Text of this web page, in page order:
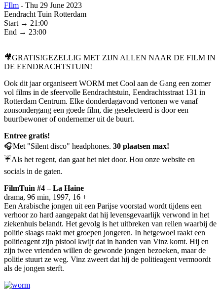
FIlm - Thu 29 June 2023
Eendracht Tuin Rotterdam
Start → 21:00
End → 23:00
🎥GRATIS!GEZELLIG MET ZIJN ALLEN NAAR DE FILM IN
DE EENDRACHTSTUIN!
Ook dit jaar organiseert WORM met Cool aan de Gang een zomer
vol films in de sfeervolle Eendrachtstuin, Eendrachtsstraat 131 in
Rotterdam Centrum. Elke donderdagavond vertonen we vanaf
zonsondergang een goede film, die geselecteerd is door een
buurtbewoner of ondernemer uit de buurt.
Entree gratis!
🎧Met "Silent disco" headphones. 30 plaatsen max!
☔Als het regent, dan gaat het niet door. Hou onze website en
socials in de gaten.
FilmTuin #4 – La Haine
drama, 96 min, 1997, 16 +
Een Arabische jongen uit een Parijse voorstad wordt tijdens een
verhoor zo hard aangepakt dat hij levensgevaarlijk verwond in het
ziekenhuis belandt. Het gevolg is het uitbreken van rellen waarbij de
politie slaags raakt met groepen jongeren. In hetgewoel raakt een
politieagent zijn pistool kwijt dat in handen van Vinz komt. Hij en
zijn twee vrienden willen de gewonde jongen bezoeken, maar de
politie stuurt ze weg. Vinz zweert dat hij de politieagent vermoordt
als de jongen sterft.